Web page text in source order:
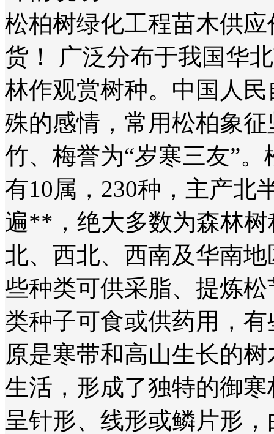
松柏树绿化工程苗木供
货！ 广泛分布于我国华
林作观赏树种。中国人
殊的感情，常用松柏象
竹、梅誉为“岁寒三友”
有10属，230种，主产北
遍**，绝大多数为森林
北、西北、西南及华南
些种类可供采脂、提炼
类种子可食或供药用，
原是寒带和高山生长的
生活，形成了独特的御
呈针形、线形或鳞片形